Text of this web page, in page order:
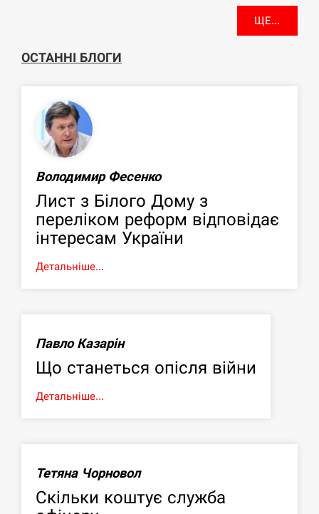
ЩЕ...
ОСТАННІ БЛОГИ
Володимир Фесенко
Лист з Білого Дому з
переліком реформ відповідає
інтересам України
Детальніше...
Павло Казарін
Що станеться опісля війни
Детальніше...
Тетяна Чорновол
Скільки коштує служба